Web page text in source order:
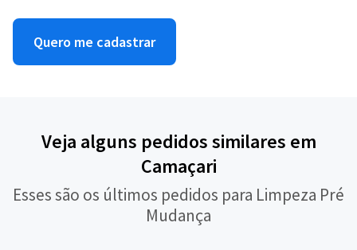
Quero me cadastrar
Veja alguns pedidos similares em
Camaçari
Esses são os últimos pedidos para Limpeza Pré
Mudança